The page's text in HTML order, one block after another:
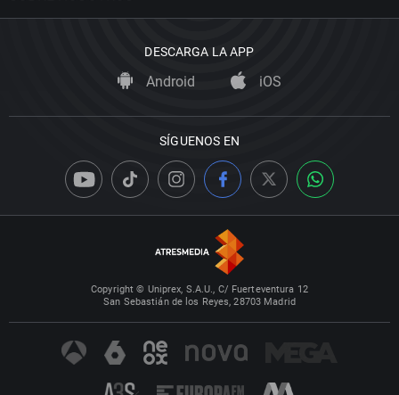
DESCARGA LA APP
Android iOS
SÍGUENOS EN
Copyright © Uniprex, S.A.U., C/ Fuerteventura 12
San Sebastián de los Reyes, 28703 Madrid